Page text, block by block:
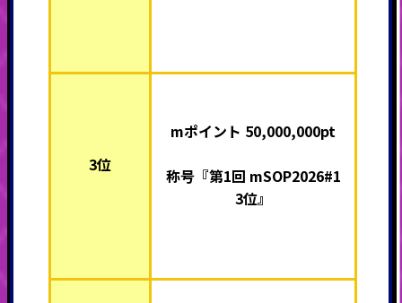
3位
mポイント 50,000,000pt
称号『第1回 mSOP2026#1
3位』